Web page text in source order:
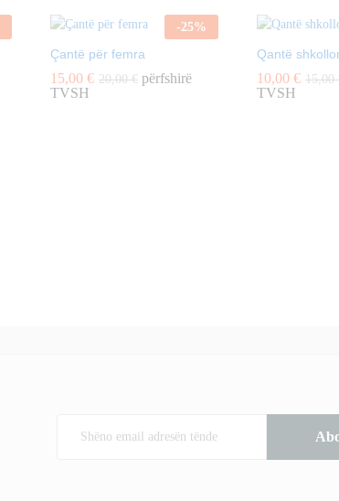
-25%
Çantë për femra
15,00 € 20,00€ përfshirë
TVSH
Qantë
10,00 € 15,00
TVSH